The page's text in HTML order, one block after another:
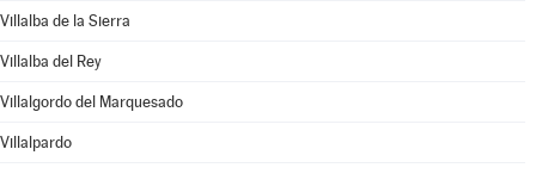
Villalba de la Sierra
Villalba del Rey
Villalgordo del Marquesado
Villalpardo